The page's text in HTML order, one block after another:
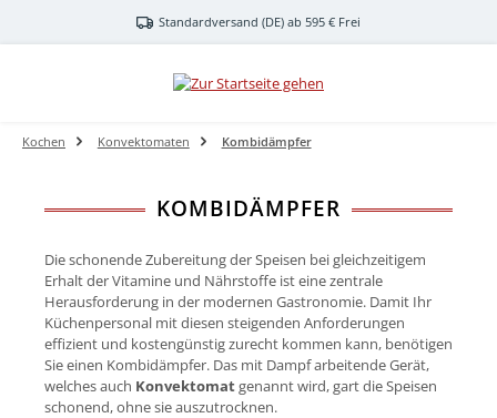
Zum Hauptinhalt springenStandardversand (DE) ab 595 € Frei
Kochen Konvektomaten Kombidämpfer
KOMBIDÄMPFER
Die schonende Zubereitung der Speisen bei gleichzeitigem
Erhalt der Vitamine und Nährstoffe ist eine zentrale
Herausforderung in der modernen Gastronomie. Damit Ihr
Küchenpersonal mit diesen steigenden Anforderungen
effizient und kostengünstig zurecht kommen kann, benötigen
Sie einen Kombidämpfer. Das mit Dampf arbeitende Gerät,
welches auch Konvektomatgenannt wird, gart die Speisen
schonend, ohne sie auszutrocknen.